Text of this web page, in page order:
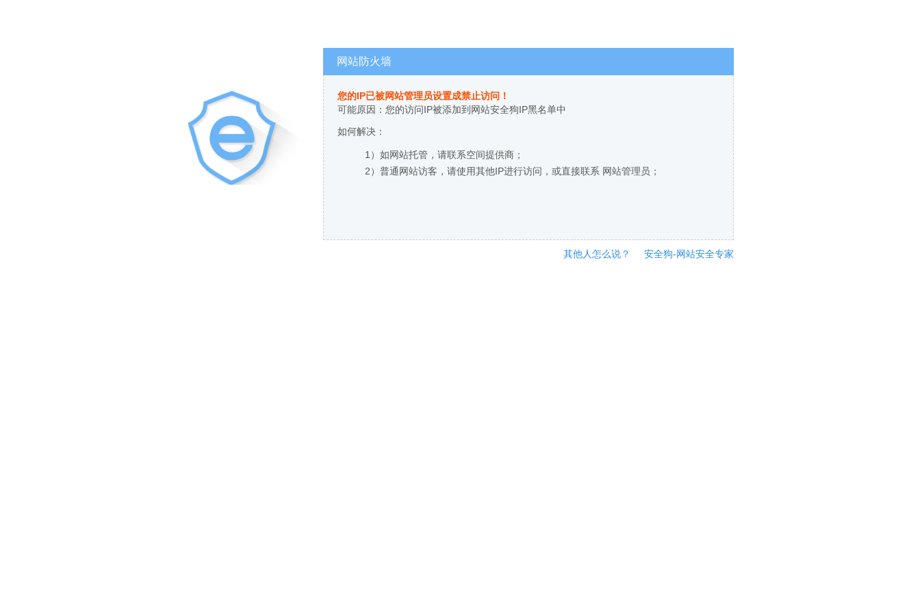
网站防火墙
您的IP已被网站管理员设置成禁止访问！
可能原因：您的访问IP被添加到网站安全狗IP黑名单中
如何解决：
1）如网站托管，请联系空间提供商；
2）普通网站访客，请使用其他IP进行访问，或直接联系 网站管理员；
其他人怎么说？ 安全狗-网站安全专家